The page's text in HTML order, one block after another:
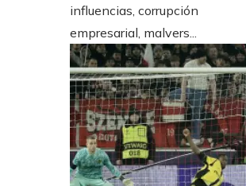
influencias, corrupción
empresarial, malvers...